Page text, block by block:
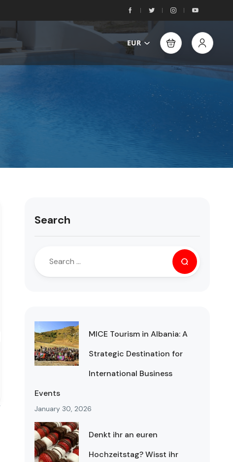
EUR
Search
MICE Tourism in Albania: A
Strategic Destination for
International Business
Events
January 30, 2026
Denkt ihr an euren
Hochzeitstag? Wisst ihr